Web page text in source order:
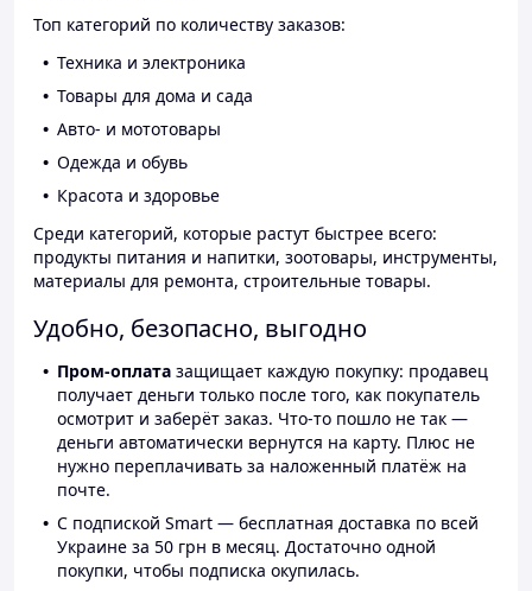
Топ категорий по количеству заказов:
Техника и электроника
Товары для дома и сада
Авто- и мототовары
Одежда и обувь
Красота и здоровье
Среди категорий, которые растут быстрее всего:
продукты питания и напитки, зоотовары, инструменты,
материалы для ремонта, строительные товары.
Удобно, безопасно, выгодно
Пром-оплата защищает каждую покупку: продавец
получает деньги только после того, как покупатель
осмотрит и заберёт заказ. Что-то пошло не так —
деньги автоматически вернутся на карту. Плюс не
нужно переплачивать за наложенный платёж на
почте.
С подпиской Smart — бесплатная доставка по всей
Украине за 50 грн в месяц. Достаточно одной
покупки, чтобы подписка окупилась.